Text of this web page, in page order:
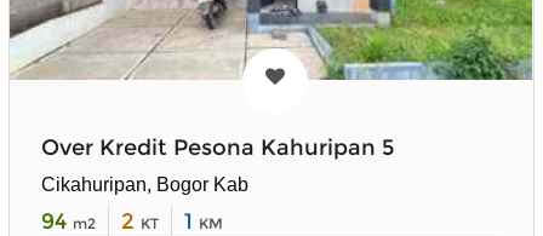
Over Kredit Pesona Kahuripan 5
Cikahuripan, Bogor Kab
94 m2 2 KT 1 KM